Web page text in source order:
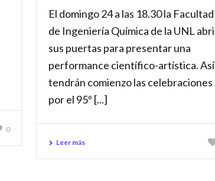
0
El domingo 24 a las 18.30 la Facultad
de Ingeniería Química de la UNL
sus puertas para presentar una
performance científico-artística. Así
tendrán comienzo las celebraciones
por el 95º [...]
Leer más